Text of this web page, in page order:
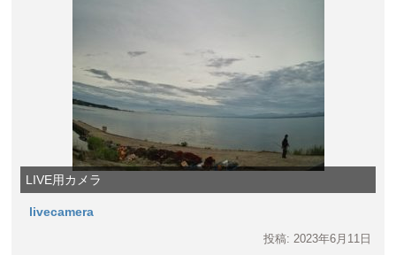
LIVE用カメラ
livecamera
投稿: 2023年6月11日